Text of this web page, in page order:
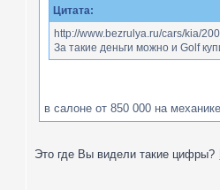
Цитата:
http://www.bezrulya.ru/cars/kia/
За такие деньги можно и Golf
в салоне от 850 000 на
Это где Вы видели такие цифры?